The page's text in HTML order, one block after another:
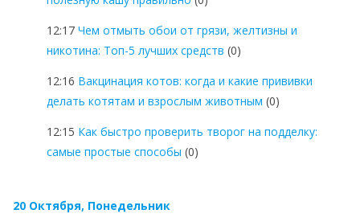
12:17 Чем отмыть обои от грязи, желтизны и
никотина: Топ-5 лучших средств (0)
12:16 Вакцинация котов: когда и какие прививки
делать котятам и взрослым животным (0)
12:15 Как быстро проверить творог на подделку:
самые простые способы (0)
20 Октября, Понедельник